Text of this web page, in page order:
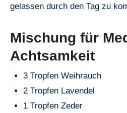
gelassen durch den Tag zu
Mischung für
Achtsamkeit
3 Tropfen Weihrauch
2 Tropfen Lavendel
1 Tropfen Zeder